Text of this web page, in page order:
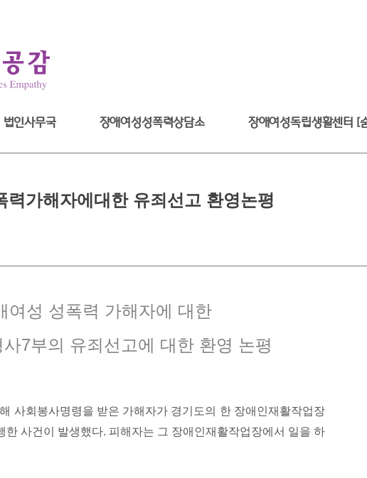
법인사무국 장애여성성폭력상담소 장애여성독립생활센터 [
력가해자에대한 유죄선고 환영논평
여성 성폭력 가해자에 대한
7부의 유죄선고에 대한 환영 논평
사회봉사명령을 받은 가해자가 경기도의 한 장애인재활작업장
한 사건이 발생했다. 피해자는 그 장애인재활작업장에서 일을 하